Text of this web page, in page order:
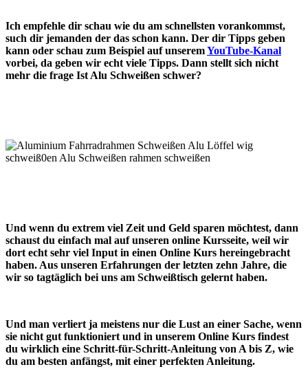
Ich empfehle dir schau wie du am schnellsten vorankommst,
such dir jemanden der das schon kann. Der dir Tipps geben
kann oder schau zum Beispiel auf unseremYouTube-Kanal
vorbei, da geben wir echt viele Tipps. Dann stellt sich nicht
mehr die frage Ist Alu Schweißen schwer?
Und wenn du extrem viel Zeit und Geld sparen möchtest, dann
schaust du einfach mal auf unseren online Kursseite, weil wir
dort echt sehr viel Input in einen Online Kurs hereingebracht
haben. Aus unseren Erfahrungen der letzten zehn Jahre, die
wir so tagtäglich bei uns am Schweißtisch gelernt haben.
Und man verliert ja meistens nur die Lust an einer Sache, wenn
sie nicht gut funktioniert und in unserem Online Kurs findest
du wirklich eine Schritt-für-Schritt-Anleitung von A bis Z, wie
du am besten anfängst, mit einer perfekten Anleitung.